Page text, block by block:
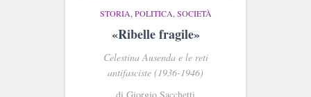
STORIA, POLITICA, SOCIETÀ
«Ribelle fragile»
Celestina Ausenda e le reti
antifasciste (1936-1946)